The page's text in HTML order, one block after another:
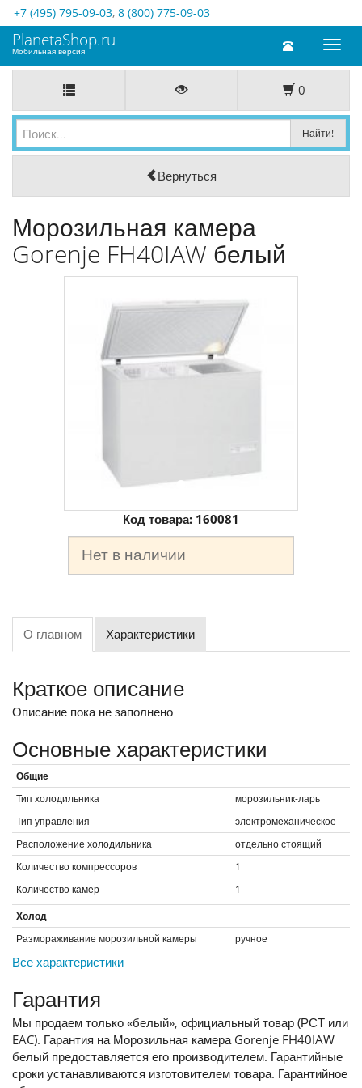
+7 (495) 795-09-03, 8 (800) 775-09-03
Toggle
PlanetaShop.ru
Мобильная версия
0
Вернуться
Морозильная камера
Gorenje FH40IAW белый
Код товара: 160081
Нет в наличии
О главном Характеристики
Краткое описание
Описание пока не заполнено
Основные характеристики
Общие
Тип холодильника
морозильник-ларь
Тип управления
электромеханическое
Расположение холодильника
отдельно стоящий
Количество компрессоров
1
Количество камер
1
Холод
Размораживание морозильной камеры
ручное
Все характеристики
Гарантия
Мы продаем только «белый», официальный товар (РСТ или
EAC). Гарантия на Морозильная камера Gorenje FH40IAW
белый предоставляется его производителем. Гарантийные
сроки устанавливаются изготовителем товара. Гарантийное